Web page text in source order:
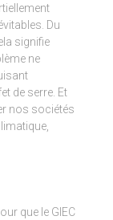
Du
signifie
ne
de serre. Et
nos sociétés
que le GIEC